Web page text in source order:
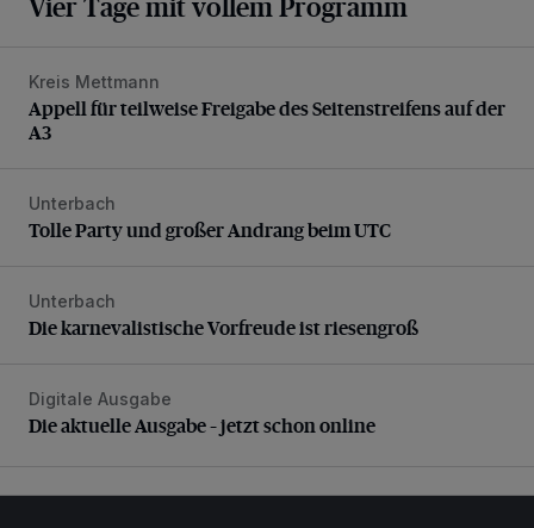
Appell für teilweise Freigabe des Seitenstreifens auf der A3
Kreis Mettmann
Appell für teilweise Freigabe des Seitenstreifens auf der
A3
Tolle Party und großer Andrang beim UTC
Unterbach
Tolle Party und großer Andrang beim UTC
Die karnevalistische Vorfreude ist riesengroß
Unterbach
Die karnevalistische Vorfreude ist riesengroß
Die aktuelle Ausgabe – jetzt schon online
Digitale Ausgabe
Die aktuelle Ausgabe – jetzt schon online